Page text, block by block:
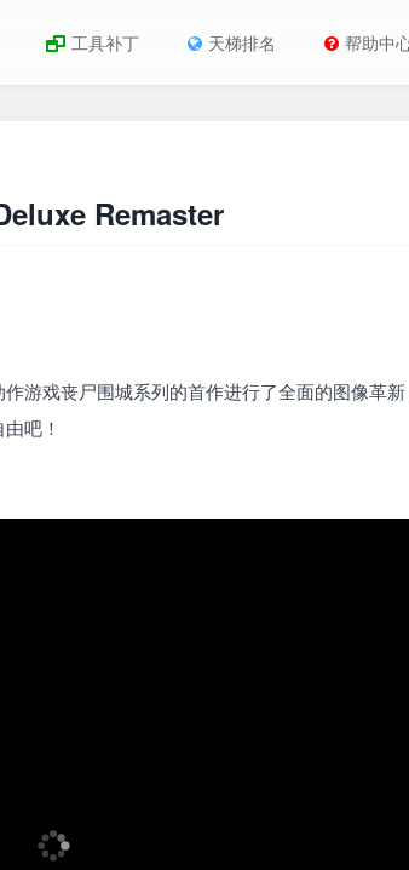
工具补丁 天梯排名 帮助中
Remaster
游戏丧尸围城系列的首作进行了全面的图像革
吧！